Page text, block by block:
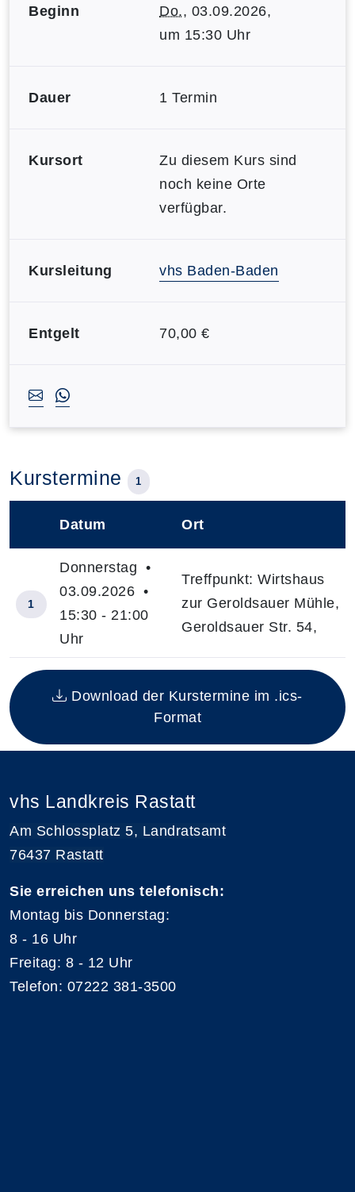
Beginn Do., 03.09.2026,
um 15:30 Uhr
Dauer 1 Termin
Kursort
Zu diesem Kurs sind
noch keine Orte
verfügbar.
Kursleitung vhs Baden-Baden
Entgelt 70,00 €
Kurstermine 1
Insgesamt gibt es 1 Termine zum diesen Kurs
Datum Ort
1
Donnerstag •
03.09.2026 •
15:30 - 21:00
Uhr
Treffpunkt: Wirtshaus
zur Geroldsauer Mühle,
Geroldsauer Str. 54,
Download der Kurstermine im .ics-
Format
vhs Landkreis Rastatt
Am Schlossplatz 5, Landratsamt
76437 Rastatt
Sie erreichen uns telefonisch:
Montag bis Donnerstag:
8 - 16 Uhr
Freitag: 8 - 12 Uhr
Telefon: 07222 381-3500